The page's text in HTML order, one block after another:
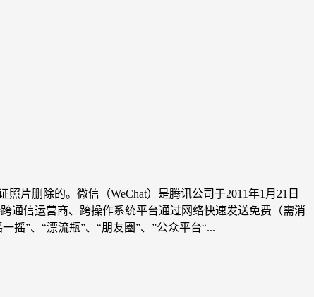
片删除的。微信（WeChat）是腾讯公司于2011年1月21日
通信运营商、跨操作系统平台通过网络快速发送免费（需消
”、“漂流瓶”、“朋友圈”、”公众平台“...